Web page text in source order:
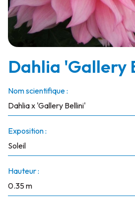
Dahlia 'Gallery
Nom scientifique :
Dahlia x 'Gallery Bellini'
Exposition :
Soleil
Hauteur :
0.35 m